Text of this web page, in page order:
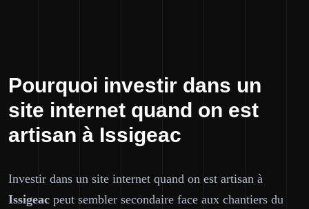
Pourquoi investir dans un
site internet quand on est
artisan à Issigeac
Investir dans un site internet quand on est artisan à
Issigeac peut sembler secondaire face aux chantiers du